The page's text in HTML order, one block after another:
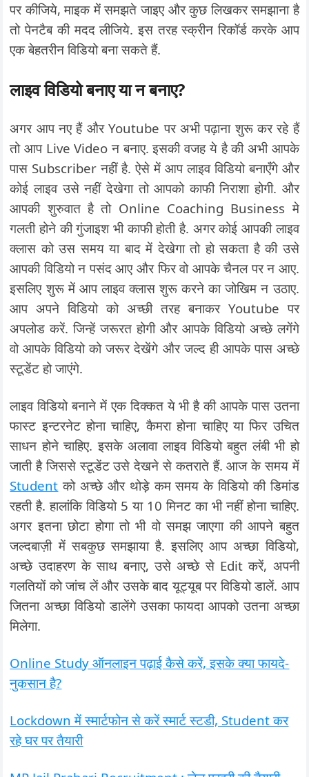
पर कीजिये, माइक में समझते जाइए और कुछ लिखकर समझाना है
तो पेनटैब की मदद लीजिये. इस तरह स्क्रीन रिकॉर्ड करके आप
एक बेहतरीन विडियो बना सकते हैं.
लाइव विडियो बनाए या न बनाए?
अगर आप नए हैं और Youtube पर अभी पढ़ाना शुरू कर रहे हैं
तो आप Live Video न बनाए. इसकी वजह ये है की अभी आपके
पास Subscriber नहीं है. ऐसे में आप लाइव विडियो बनाएँगे और
कोई लाइव उसे नहीं देखेगा तो आपको काफी निराशा होगी. और
आपकी शुरुवात है तो Online Coaching Business मे
गलती होने की गुंजाइश भी काफी होती है. अगर कोई आपकी लाइव
क्लास को उस समय या बाद में देखेगा तो हो सकता है की उसे
आपकी विडियो न पसंद आए और फिर वो आपके चैनल पर न आए.
इसलिए शुरू में आप लाइव क्लास शुरू करने का जोखिम न उठाए.
आप अपने विडियो को अच्छी तरह बनाकर Youtube पर
अपलोड करें. जिन्हें जरूरत होगी और आपके विडियो अच्छे लगेंगे
वो आपके विडियो को जरूर देखेंगे और जल्द ही आपके पास अच्छे
स्टूडेंट हो जाएंगे.
लाइव विडियो बनाने में एक दिक्कत ये भी है की आपके पास उतना
फास्ट इन्टरनेट होना चाहिए, कैमरा होना चाहिए या फिर उचित
साधन होने चाहिए. इसके अलावा लाइव विडियो बहुत लंबी भी हो
जाती है जिससे स्टूडेंट उसे देखने से कतराते हैं. आज के समय में
Student को अच्छे और थोड़े कम समय के विडियो की डिमांड
रहती है. हालांकि विडियो 5 या 10 मिनट का भी नहीं होना चाहिए.
अगर इतना छोटा होगा तो भी वो समझ जाएगा की आपने बहुत
जल्दबाज़ी में सबकुछ समझाया है. इसलिए आप अच्छा विडियो,
अच्छे उदाहरण के साथ बनाए, उसे अच्छे से Edit करें, अपनी
गलतियों को जांच लें और उसके बाद यूट्यूब पर विडियो डालें. आप
जितना अच्छा विडियो डालेंगे उसका फायदा आपको उतना अच्छा
मिलेगा.
Online Study ऑनलाइन पढ़ाई कैसे करें, इसके क्या फायदे-
नुकसान है?
Lockdown में स्मार्टफोन से करें स्मार्ट स्टडी, Student कर
रहे घर पर तैयारी